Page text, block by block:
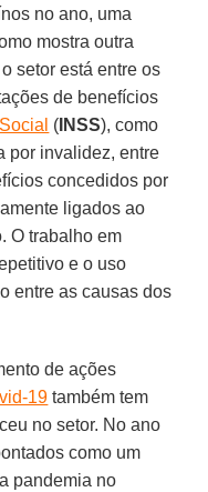
no ano, uma
mostra outra
o setor está entre os
de benefícios
( INSS), como
por invalidez, entre
concedidos por
ligados ao
O trabalho em
e o uso
entre as causas dos
de ações
19 também tem
no setor. No ano
como um
pandemia no